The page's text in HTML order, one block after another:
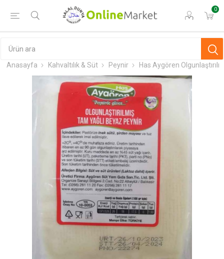
0
Anasayfa Kahvaltılık & Süt Peynir Has Aygören